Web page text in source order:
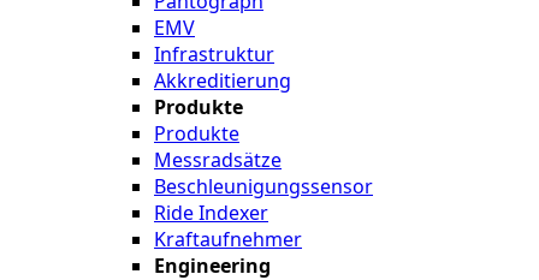
EMV
Infrastruktur
Akkreditierung
Produkte
Produkte
Messradsätze
Beschleunigungssensor
Ride Indexer
Kraftaufnehmer
Engineering